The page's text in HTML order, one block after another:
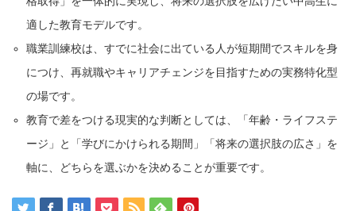
適した教育モデルです。
職業訓練校は、すでに社会に出ている人が短期間でスキルを身
につけ、再就職やキャリアチェンジを目指すための実務特化型
の場です。
教育で差をつける現実的な判断としては、「年齢・ライフステ
ージ」と「学びにかけられる期間」「将来の選択肢の広さ」を
軸に、どちらを選ぶかを決めることが重要です。